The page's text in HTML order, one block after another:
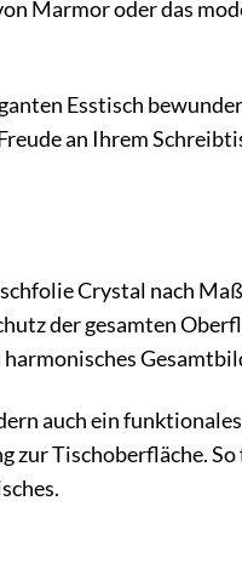
Marmor oder das
Esstisch
an Ihrem
Crystal nach
der gesamten
auch ein
Tischoberfläche.